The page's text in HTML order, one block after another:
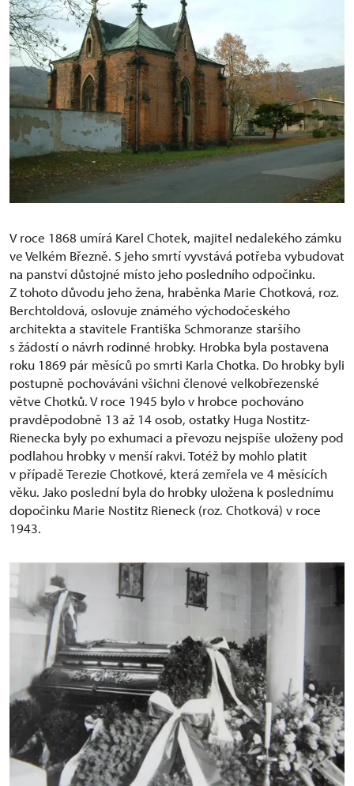
V roce 1868 umírá Karel Chotek, majitel nedalekého zámku
ve Velkém Březně. S jeho smrtí vyvstává potřeba vybudovat
na panství důstojné místo jeho posledního odpočinku.
Z tohoto důvodu jeho žena, hraběnka Marie Chotková, roz.
Berchtoldová, oslovuje známého východočeského
architekta a stavitele Františka Schmoranze staršího
s žádostí o návrh rodinné hrobky. Hrobka byla postavena
roku 1869 pár měsíců po smrti Karla Chotka. Do hrobky byli
postupně pochováváni všichni členové velkobřezenské
větve Chotků. V roce 1945 bylo v hrobce pochováno
pravděpodobně 13 až 14 osob, ostatky Huga Nostitz-
Rienecka byly po exhumaci a převozu nejspíše uloženy pod
podlahou hrobky v menší rakvi. Totéž by mohlo platit
v případě Terezie Chotkové, která zemřela ve 4 měsících
věku. Jako poslední byla do hrobky uložena k poslednímu
dopočinku Marie Nostitz Rieneck (roz. Chotková) v roce
1943.